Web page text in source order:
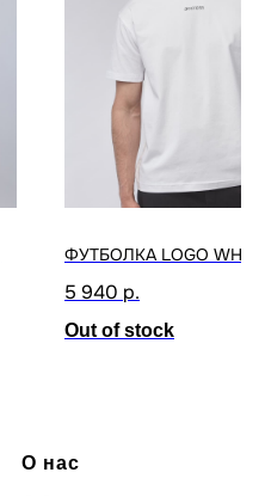
ФУТБОЛКА LOGO
5 940 р.
Out of stock
О нас